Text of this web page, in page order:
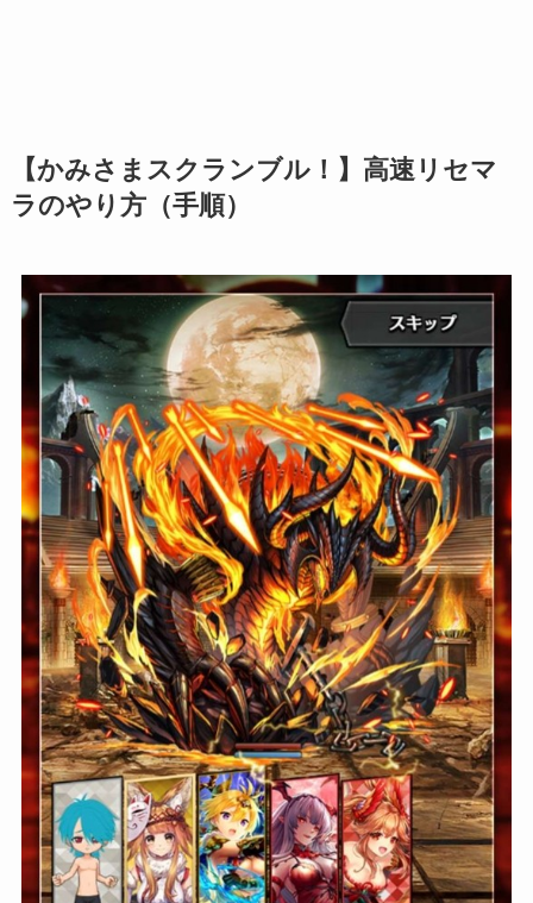
【かみさまスクランブル！】高速リセマ
ラのやり方（手順）